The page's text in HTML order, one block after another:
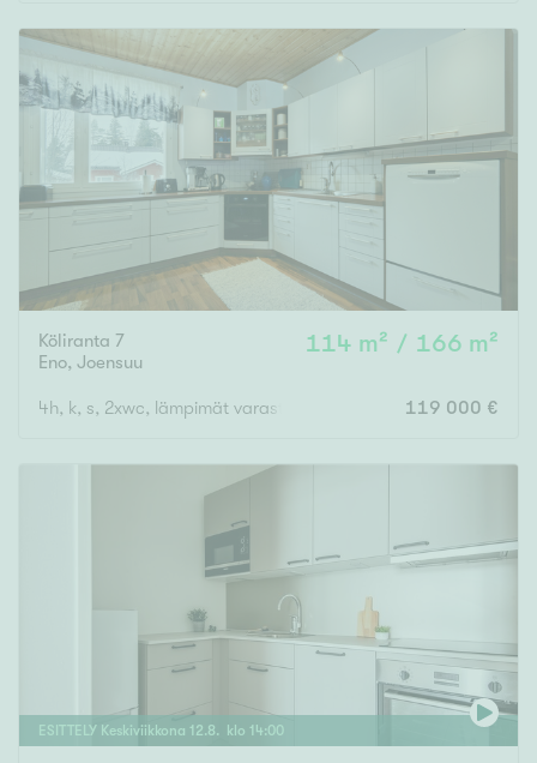
Köliranta 7
Eno, Joensuu
114 m² / 166 m²
4h, k, s, 2xwc, lämpimät varastot, autokatos kahdelle autolle
119 000 €
ESITTELY Keskiviikkona 12.8. klo 14:00